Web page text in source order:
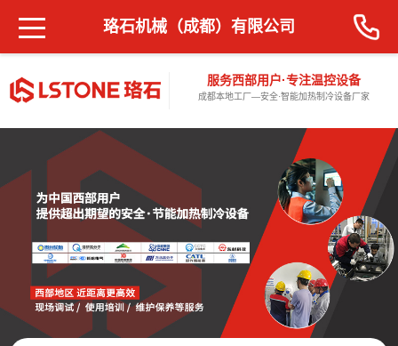
服务西部用户·专注温控设备
成都本地工厂—安全·智能加热制冷设备厂家
珞石机械（成都）有限公司